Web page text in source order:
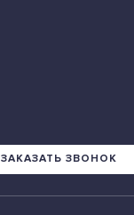
ЗАКАЗАТЬ ЗВОНОК